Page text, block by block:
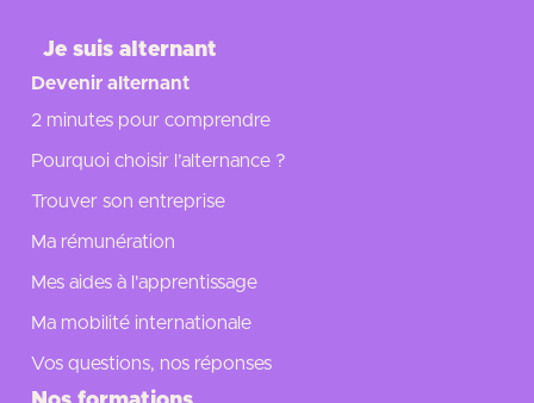
Je suis alternant
Devenir alternant
2 minutes pour comprendre
Pourquoi choisir l’alternance ?
Trouver son entreprise
Ma rémunération
Mes aides à l'apprentissage
Ma mobilité internationale
Vos questions, nos réponses